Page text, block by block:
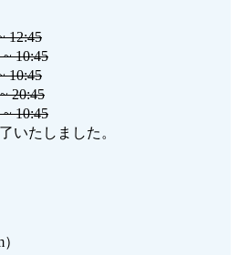
12:45
10:45
10:45
20:45
10:45
いたしました。